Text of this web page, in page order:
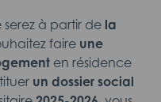
serez à partir de la
faire une
en résidence
un dossier social